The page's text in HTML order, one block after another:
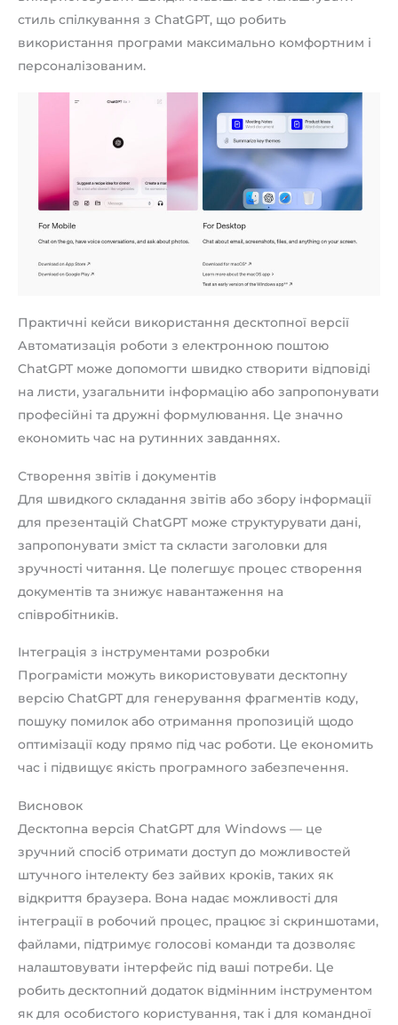
стиль спілкування з ChatGPT, що робить
використання програми максимально комфортним і
персоналізованим.
Практичні кейси використання десктопної версії
Автоматизація роботи з електронною поштою
ChatGPT може допомогти швидко створити відповіді
на листи, узагальнити інформацію або запропонувати
професійні та дружні формулювання. Це значно
економить час на рутинних завданнях.
Створення звітів і документів
Для швидкого складання звітів або збору інформації
для презентацій ChatGPT може структурувати дані,
запропонувати зміст та скласти заголовки для
зручності читання. Це полегшує процес створення
документів та знижує навантаження на
співробітників.
Інтеграція з інструментами розробки
Програмісти можуть використовувати десктопну
версію ChatGPT для генерування фрагментів коду,
пошуку помилок або отримання пропозицій щодо
оптимізації коду прямо під час роботи. Це економить
час і підвищує якість програмного забезпечення.
Висновок
Десктопна версія ChatGPT для Windows — це
зручний спосіб отримати доступ до можливостей
штучного інтелекту без зайвих кроків, таких як
відкриття браузера. Вона надає можливості для
інтеграції в робочий процес, працює зі скриншотами,
файлами, підтримує голосові команди та дозволяє
налаштовувати інтерфейс під ваші потреби. Це
робить десктопний додаток відмінним інструментом
як для особистого користування, так і для командної